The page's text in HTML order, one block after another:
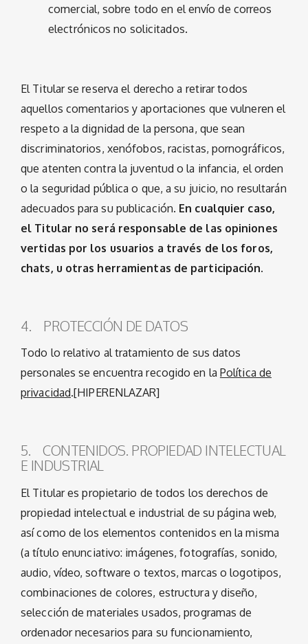
comercial, sobre todo en el envío de correos
electrónicos no solicitados.
El Titular se reserva el derecho a retirar todos
aquellos comentarios y aportaciones que vulneren el
respeto a la dignidad de la persona, que sean
discriminatorios, xenófobos, racistas, pornográficos,
que atenten contra la juventud o la infancia, el orden
o la seguridad pública o que, a su juicio, no resultarán
adecuados para su publicación. En cualquier caso,
el Titular no será responsable de las opiniones
vertidas por los usuarios a través de los foros,
chats, u otras herramientas de participación.
4. PROTECCIÓN DE DATOS
Todo lo relativo al tratamiento de sus datos
personales se encuentra recogido en la Política de
privacidad.[HIPERENLAZAR]
5. CONTENIDOS. PROPIEDAD INTELECTUAL
E INDUSTRIAL
El Titular es propietario de todos los derechos de
propiedad intelectual e industrial de su página web,
así como de los elementos contenidos en la misma
(a título enunciativo: imágenes, fotografías, sonido,
audio, vídeo, software o textos, marcas o logotipos,
combinaciones de colores, estructura y diseño,
selección de materiales usados, programas de
ordenador necesarios para su funcionamiento,